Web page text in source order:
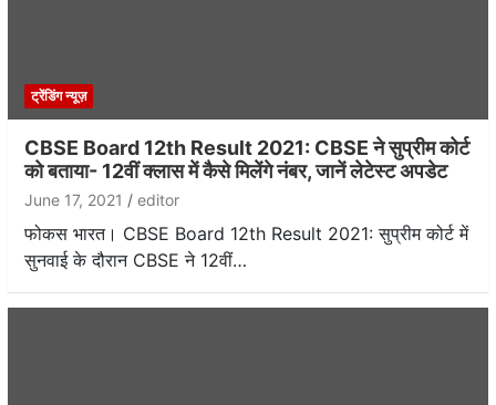
ट्रेंडिंग न्यूज़
CBSE Board 12th Result 2021: CBSE ने सुप्रीम कोर्ट
को बताया- 12वीं क्लास में कैसे मिलेंगे नंबर, जानें लेटेस्ट अपडेट
June 17, 2021 editor
फोकस भारत। CBSE Board 12th Result 2021: सुप्रीम कोर्ट में
सुनवाई के दौरान CBSE ने 12वीं…